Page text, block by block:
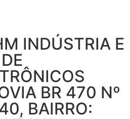
INDÚSTRIA E
BR 470 Nº
BAIRRO: